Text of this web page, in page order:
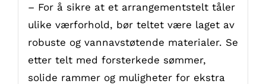
– For å sikre at et arrangementstelt tåler
ulike værforhold, bør teltet være laget av
robuste og vannavstøtende materialer. Se
etter telt med forsterkede sømmer,
solide rammer og muligheter for ekstra